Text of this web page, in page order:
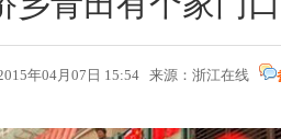
年04月07日 15:54 来源：浙江在线